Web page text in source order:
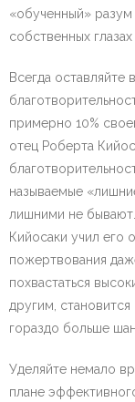
«обученный»
собственных
Всегда оставляйте
примерно 10%
отец Роберта
называемые
лишними не бывают.
Кийосаки учил его
пожертвования
похвастаться
другим, становится
гораздо больше
Уделяйте немало
плане